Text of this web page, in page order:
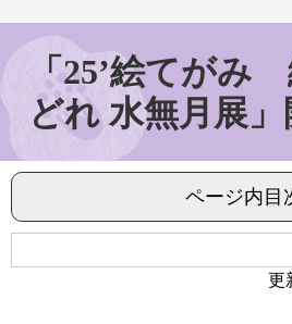
「25’絵てがみ
どれ 水無月展
ページ内目
更